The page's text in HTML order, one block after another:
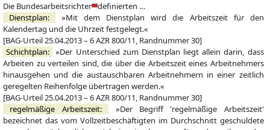
Die Bundesarbeitsrichter definierten …
Dienstplan:
»Mit dem Dienstplan wird die Arbeitszeit für den
Kalendertag und die Uhrzeit festgelegt.«
[BAG-Urteil 25.04.2013 – 6 AZR 800/11, Randnummer 30]
Schichtplan: »Der Unterschied zum Dienstplan liegt allein darin, dass
Arbeiten zu verteilen sind, die über die Arbeitszeit eines Arbeitnehmers
hinausgehen und die austauschbaren Arbeitnehmern in einer zeitlich
geregelten Reihenfolge übertragen werden.«
[BAG-Urteil 25.04.2013 – 6 AZR 800/11, Randnummer 30]
regelmäßige Arbeitszeit:
»Der Begriff 'regelmäßige Arbeitszeit'
bezeichnet das vom Vollzeitbeschäftigten im Durchschnitt geschuldete